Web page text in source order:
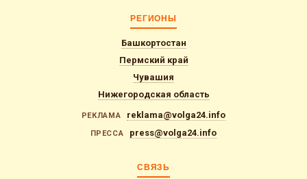
РЕГИОНЫ
Башкортостан
Пермский край
Чувашия
Нижегородская область
РЕКЛАМА reklama@volga24.info
ПРЕССА press@volga24.info
СВЯЗЬ